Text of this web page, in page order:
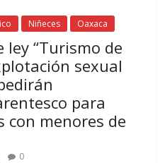
Niñeces Oaxaca
“Turismo de
sexual
para
con menores de
0